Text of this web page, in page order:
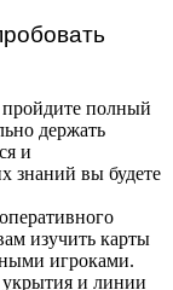
пройдите полный
держать
и
знаний вы будете
изучить карты
игроками.
и линии